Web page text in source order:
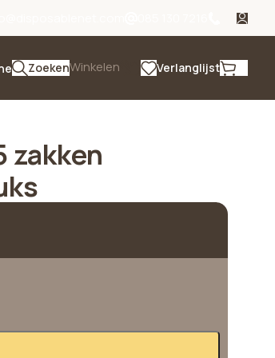
ZoekenWinkelen Verlanglijst
zakken